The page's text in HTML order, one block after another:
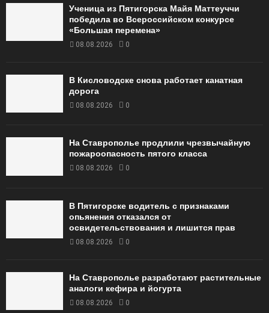
Ученица из Пятигорска Майя Маттеуччи
победила во Всероссийском конкурсе
«Большая перемена»
08.08.2026 0
В Кисловодске снова работает канатная
дорога
08.08.2026 0
На Ставрополье продлили чрезвычайную
пожароопасность пятого класса
08.08.2026 0
В Пятигорске водитель с признаками
опьянения отказался от
освидетельствования и лишится прав
08.08.2026 0
На Ставрополье разработают растительные
аналоги кефира и йогурта
08.08.2026 0